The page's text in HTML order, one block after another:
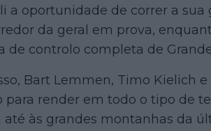
a oportunidade de correr a
da geral em prova,
de controlo completa de
Bart Lemmen, Timo Kielich
para render em todo o tipo de
até às grandes montanhas da